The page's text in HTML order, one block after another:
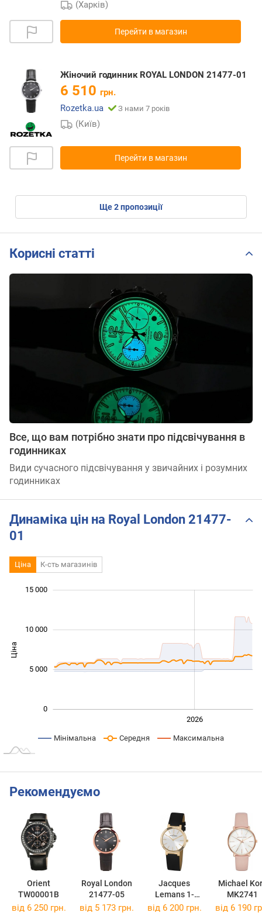
(Харків)
Перейти в магазин
Жіночий годинник ROYAL LONDON 21477-01
6 510 грн.
Rozetka.ua
З нами 7 років
(Київ)
Перейти в магазин
ще2пропозиції
Корисні статті
Все, що вам потрібно знати про підсвічування в
годинниках
Види сучасного підсвічування у звичайних і розумних
годинниках
Динаміка цін на Royal London 21477-
01
Ціна К-сть магазинів
Ціна
0
15 000
10 000
5 000
2026
Мінімальна Середня Максимальна
Рекомендуємо
Orient
TW00001B
Royal London
21477-05
Jacques
Lemans 1-
2015B
Michael
MK2741
від 6 250 грн. від 5 173 грн. від 6 200 грн. від 6 190